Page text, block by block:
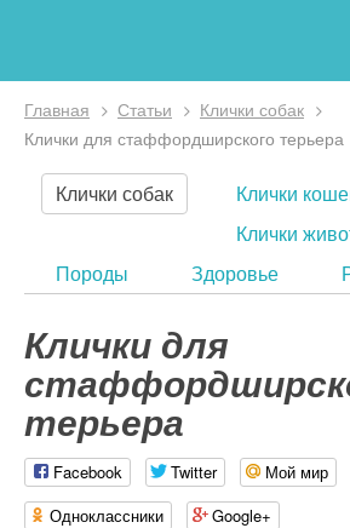
Вы здесь
Главная Статьи
Клички собак
Клички для стаффордширского терьера
Клички собак
Клички
Клички
Породы
Здоровье
Клички для
терьера
Facebook Twitter Мой мир
Одноклассники
Google+